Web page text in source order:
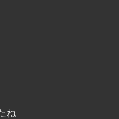
ね